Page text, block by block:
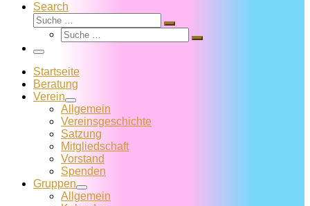
Search
Suche
Suche
Suche
Suche
Menü
Startseite
Beratung
Verein
Allgemein
Vereins­geschichte
Satzung
Mitglied­schaft
Vorstand
Spenden
Gruppen
Allgemein